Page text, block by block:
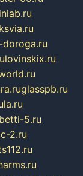
lovinskix.ru
glasspb.ru
5.ru
2.ru